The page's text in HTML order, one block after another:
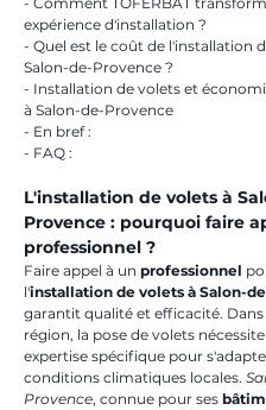
expérience d'installation ?
- Quel est le coût de l'installation
Salon-de-Provence ?
- Installation de volets et
à Salon-de-Provence
- En bref :
- FAQ :
L'installation de volets à
Provence : pourquoi faire
professionnel ?
Faire appel à un professionnel
l'installation de volets à Salon-
garantit qualité et efficacité.
région, la pose de volets
expertise spécifique pour
conditions climatiques locales.
Provence, connue pour ses